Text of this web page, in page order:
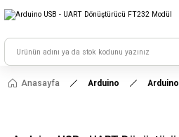
HAYAL ET - TASARLA
Anasayfa Arduino